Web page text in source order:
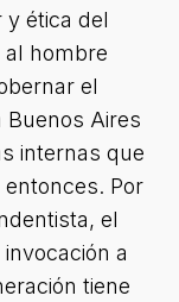
ética del
al hombre
el
Aires
internas que
Por
el
a
tiene